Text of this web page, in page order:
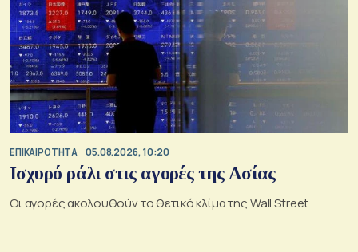
ΕΠΙΚΑΙΡΟΤΗΤΑ 05.08.2026, 10:20
Ισχυρό ράλι στις αγορές της Ασίας
Οι αγορές ακολουθούν το θετικό κλίμα της Wall Street